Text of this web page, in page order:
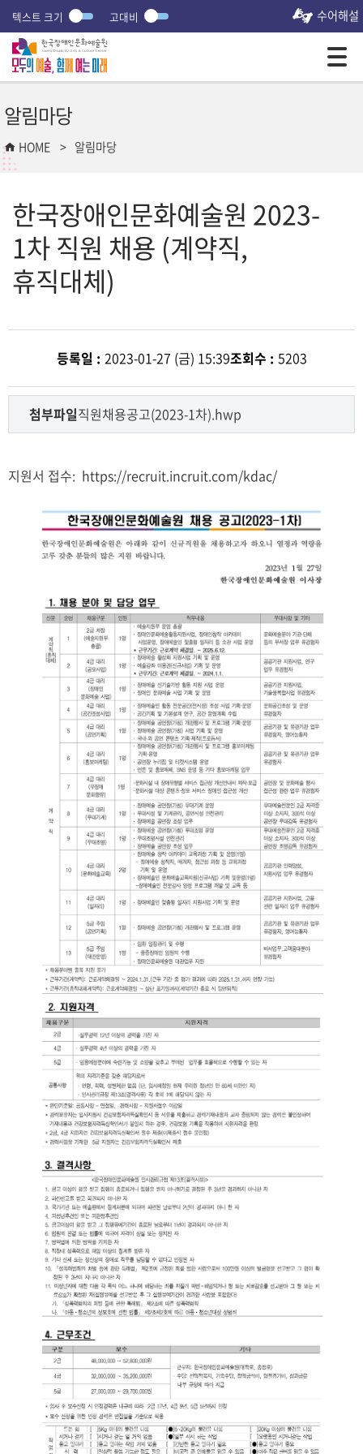
텍스트 크기 고대비 수어해설
알림마당
HOME 알림마당
한국장애인문화예술원 2023-
1차 직원 채용 (계약직,
휴직대체)
등록일 : 2023-01-27 (금) 15:39조회수 : 5203
첨부파일직원채용공고(2023-1차).hwp
지원서 접수: https://recruit.incruit.com/kdac/